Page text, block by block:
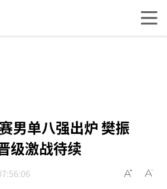
男单八强出炉 樊振
级激战待续